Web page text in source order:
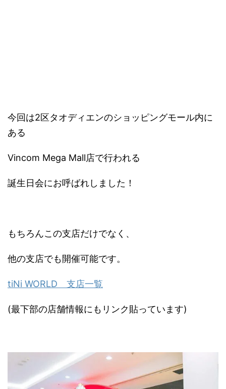
今回は2区タオディエンのショッピングモール内に
ある
Vincom Mega Mall店で行われる
誕生日会にお呼ばれしました！
もちろんこの支店だけでなく、
他の支店でも開催可能です。
tiNi WORLD 支店一覧
(最下部の店舗情報にもリンク貼っています)